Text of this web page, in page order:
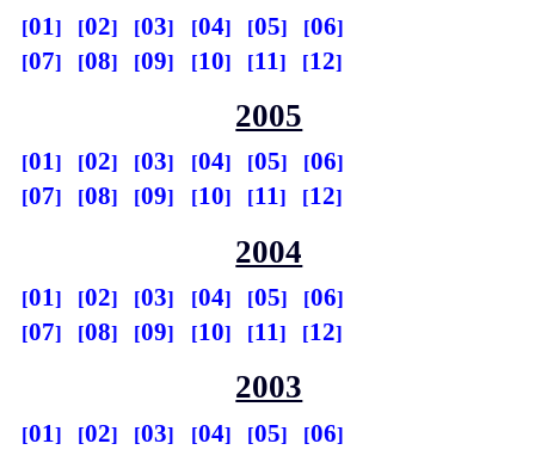
01 02 03 04 05
06
07
08 09 10 11 12
2005
01 02 03 04 05
06
07
08 09 10 11 12
2004
01 02 03 04 05
06
07
08 09 10 11 12
2003
01 02 03 04 05
06